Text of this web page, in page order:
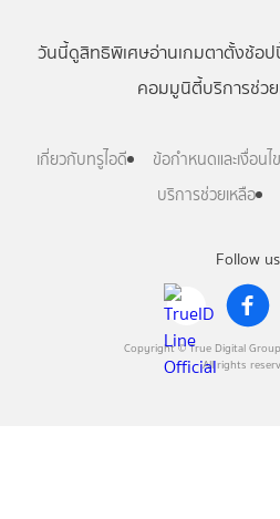
Follow us
Copyright © True Digital
All rights
วันนี้ดูสิทธิพิเศษอ่านเกมตาตั้งช้อ
คอมมูนิตี้บริการช่ว
เกี่ยวกับทรูไอดี ข้อกำหนดและเงื่อนไข
บริการช่วยเหลือ